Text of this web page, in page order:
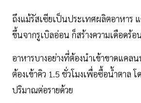
ถึงแม้รัสเซียเป็นประเทศผลิตอาหาร
ขึ้นจากรูเบิลอ่อน ก็สร้างความเดือดร้
อาหารบางอย่างที่ต้องนำเข้าขาดแคล
ต้องเข้าคิว 1.5 ชั่วโมงเพื่อซื้อน้ำตาล โ
ปริมาณต่อรายด้วย